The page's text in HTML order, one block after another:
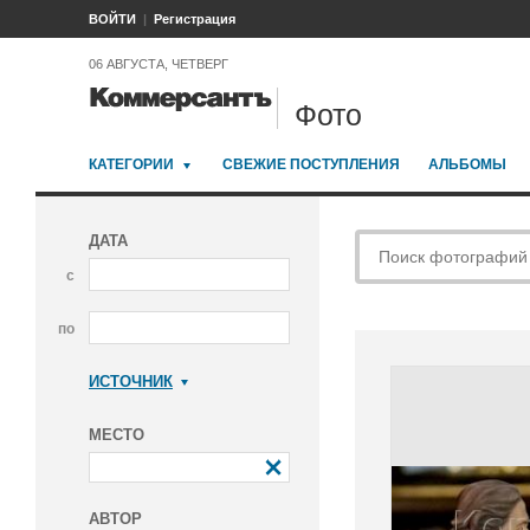
ВОЙТИ Регистрация
06 АВГУСТА, ЧЕТВЕРГ
Фото
КАТЕГОРИИ СВЕЖИЕ ПОСТУПЛЕНИЯ АЛЬБОМЫ
ДАТА
с
по
ИСТОЧНИК
МЕСТО
АВТОР